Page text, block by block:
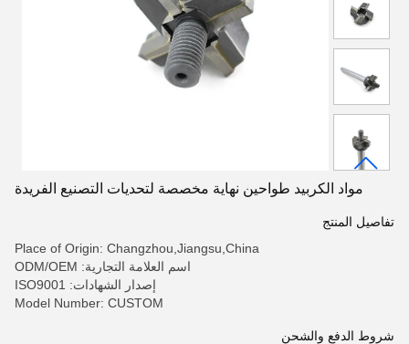
مواد الكربيد طواحين نهاية مخصصة لتحديات التصنيع الفريدة
تفاصيل المنتج
Place of Origin: Changzhou,Jiangsu,China
اسم العلامة التجارية: ODM/OEM
إصدار الشهادات: ISO9001
Model Number: CUSTOM
شروط الدفع والشحن